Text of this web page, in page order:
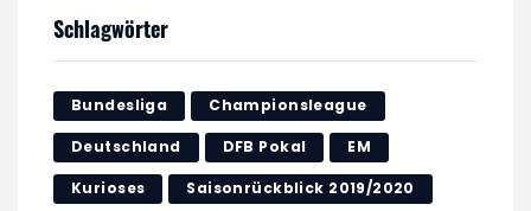
Schlagwörter
Bundesliga Championsleague
Deutschland DFB Pokal EM
Kurioses Saisonrückblick 2019/2020